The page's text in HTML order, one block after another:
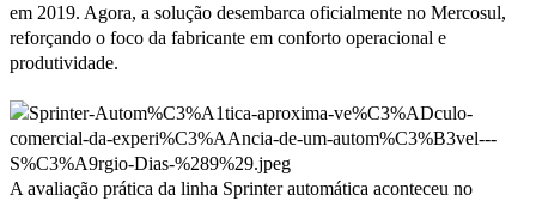
em 2019. Agora, a solução desembarca oficialmente no Mercosul,
reforçando o foco da fabricante em conforto operacional e
produtividade.
A avaliação prática da linha Sprinter automática aconteceu no